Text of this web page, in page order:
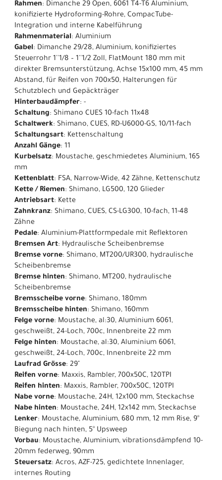
Rahmen: Dimanche 29 Open, 6061 T4-T6 Aluminium,
konifizierte Hydroforming-Rohre, CompacTube-
Integration und interne Kabelführung
Rahmenmaterial: Aluminium
Gabel: Dimanche 29/28, Aluminium, konifiziertes
Steuerrohr 1''1/8 – 1''1/2 Zoll, FlatMount 180 mm mit
direkter Bremsunterstützung, Achse 15x100 mm, 45 mm
Abstand, für Reifen von 700x50, Halterungen für
Schutzblech und Gepäckträger
Hinterbaudämpfer: -
Schaltung: Shimano CUES 10-fach 11x48
Schaltwerk: Shimano, CUES, RD-U6000-GS, 10/11-fach
Schaltungsart: Kettenschaltung
Anzahl Gänge: 11
Kurbelsatz: Moustache, geschmiedetes Aluminium, 165
mm
Kettenblatt: FSA, Narrow-Wide, 42 Zähne, Kettenschutz
Kette / Riemen: Shimano, LG500, 120 Glieder
Antriebsart: Kette
Zahnkranz: Shimano, CUES, CS-LG300, 10-fach, 11-48
Zähne
Pedale: Aluminium-Plattformpedale mit Reflektoren
Bremsen Art: Hydraulische Scheibenbremse
Bremse vorne: Shimano, MT200/UR300, hydraulische
Scheibenbremse
Bremse hinten: Shimano, MT200, hydraulische
Scheibenbremse
Bremsscheibe vorne: Shimano, 180mm
Bremsscheibe hinten: Shimano, 160mm
Felge vorne: Moustache, al:30, Aluminium 6061,
geschweißt, 24-Loch, 700c, Innenbreite 22 mm
Felge hinten: Moustache, al:30, Aluminium 6061,
geschweißt, 24-Loch, 700c, Innenbreite 22 mm
Laufrad Grösse: 29"
Reifen vorne: Maxxis, Rambler, 700x50C, 120TPI
Reifen hinten: Maxxis, Rambler, 700x50C, 120TPI
Nabe vorne: Moustache, 24H, 12x100 mm, Steckachse
Nabe hinten: Moustache, 24H, 12x142 mm, Steckachse
Lenker: Moustache, Aluminium, 680 mm, 12 mm Rise, 9°
Biegung nach hinten, 5° Upsweep
Vorbau: Moustache, Aluminium, vibrationsdämpfend 10-
20mm federweg, 90mm
Steuersatz: Acros, AZF-725, gedichtete Innenlager,
internes Routing